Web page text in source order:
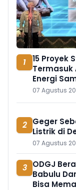
1
15 Proyek
Termasuk
Energi
07 Agustus
2 Geger
Listrik di
07 Agustus
3 ODGJ
Babulu
Bisa